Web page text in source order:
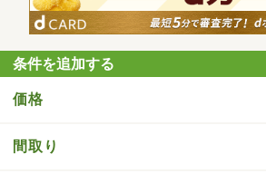
条件を追加する
価格
間取り